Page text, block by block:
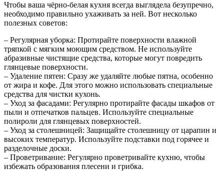
Чтобы ваша чёрно-белая кухня всегда выглядела безупречно,
необходимо правильно ухаживать за ней. Вот несколько
полезных советов:
– Регулярная уборка: Протирайте поверхности влажной
тряпкой с мягким моющим средством. Не используйте
абразивные чистящие средства, которые могут повредить
глянцевые поверхности.
– Удаление пятен: Сразу же удаляйте любые пятна, особенно
от жира и кофе. Для этого можно использовать специальные
средства для чистки кухонь.
– Уход за фасадами: Регулярно протирайте фасады шкафов от
пыли и отпечатков пальцев. Используйте специальные
полироли для глянцевых поверхностей.
– Уход за столешницей: Защищайте столешницу от царапин и
высоких температур. Используйте подставки под горячее и
разделочные доски.
– Проветривание: Регулярно проветривайте кухню, чтобы
избежать образования плесени и грибка.